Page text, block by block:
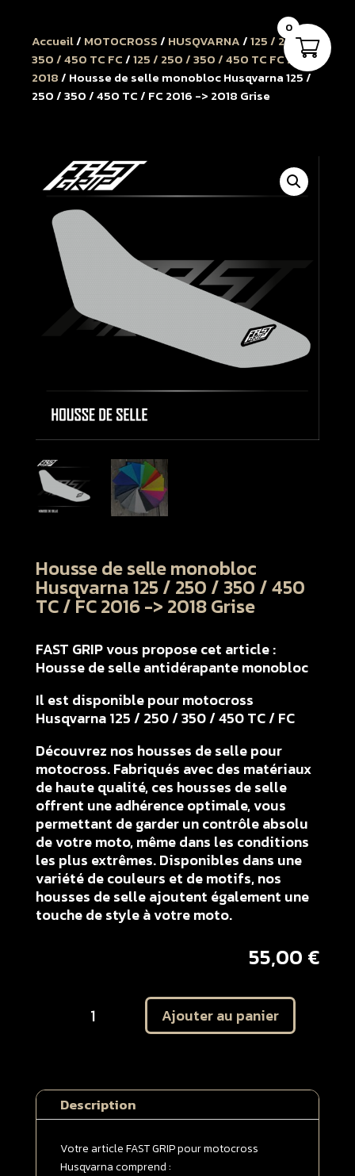
Accueil/ MOTOCROSS/ HUSQVARNA/125 / 250 /
350 / 450 TC FC/125 / 250 / 350 / 450 TC FC 2016 à
2018/ Housse de selle monobloc Husqvarna 125 /
250 / 350 / 450 TC / FC 2016 -> 2018 Grise
Housse de selle monobloc
Husqvarna 125 / 250 / 350 / 450
TC / FC 2016 -> 2018 Grise
FAST GRIP vous propose cet article :
Housse de selle antidérapante monobloc
Il est disponible pour motocross
Husqvarna 125 / 250 / 350 / 450 TC / FC
Découvrez nos housses de selle pour
motocross. Fabriqués avec des matériaux
de haute qualité, ces housses de selle
offrent une adhérence optimale, vous
permettant de garder un contrôle absolu
de votre moto, même dans les conditions
les plus extrêmes. Disponibles dans une
variété de couleurs et de motifs, nos
housses de selle ajoutent également une
touche de style à votre moto.
55,00 €
monobloc
Husqvarna
125
/
250
Ajouter au panier
Description
Votre article FAST GRIP pour motocross
Husqvarna comprend :
0